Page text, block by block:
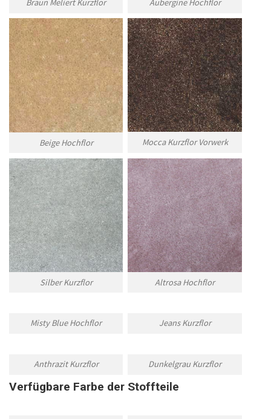
Braun Meliert Kurzflor Aubergine Hochflor
Beige Hochflor Mocca Kurzflor Vorwerk
Silber Kurzflor Altrosa Hochflor
Misty Blue Hochflor Jeans Kurzflor
Anthrazit Kurzflor Dunkelgrau Kurzflor
Verfügbare Farbe der Stoffteile